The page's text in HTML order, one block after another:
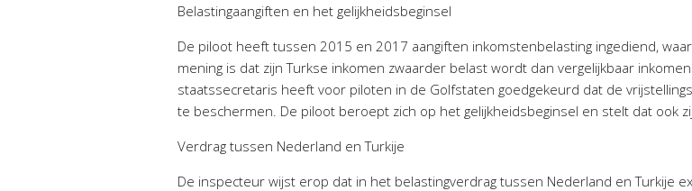
Belastingaangiften en het gelijkheidsbeginsel
De piloot heeft tussen 2015 en 2017 aangiften inkomstenbelasting ingediend,
mening is dat zijn Turkse inkomen zwaarder belast wordt dan vergelijkbaar
staatssecretaris heeft voor piloten in de Golfstaten goedgekeurd dat de
te beschermen. De piloot beroept zich op het gelijkheidsbeginsel en stelt dat ook
Verdrag tussen Nederland en Turkije
De inspecteur wijst erop dat in het belastingverdrag tussen Nederland en Turkije